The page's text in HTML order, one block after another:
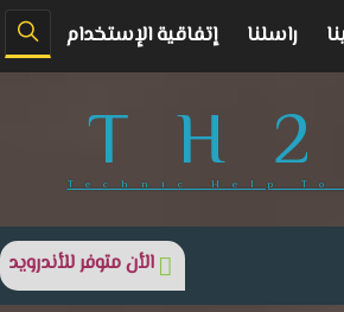
راسلنا إتفاقية الإستخدام
Technic Help
الأن متوفر للأندرويد